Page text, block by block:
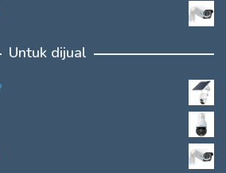
Untuk dijual